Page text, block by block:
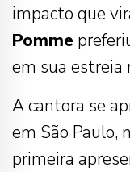
impacto que
Pomme
em sua estreia
A cantora se
em São Paulo,
primeira